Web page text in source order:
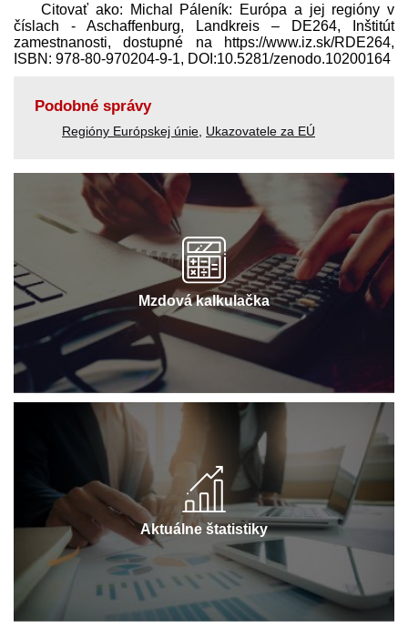
Citovať ako: Michal Páleník: Európa a jej regióny v
číslach - Aschaffenburg, Landkreis – DE264, Inštitút
zamestnanosti, dostupné na https://www.iz.sk/​RDE264,
ISBN: 978-80-970204-9-1, DOI:10.5281/zenodo.10200164
Podobné správy
Regióny Európskej únie Ukazovatele za EÚ
Mzdová kalkulačka
Aktuálne štatistiky